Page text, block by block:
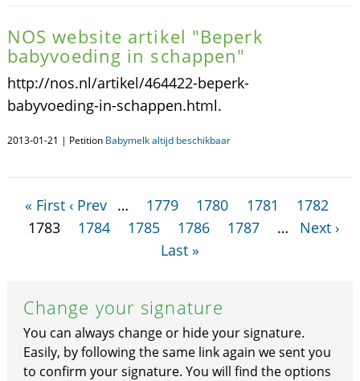
NOS website artikel "Beperk
babyvoeding in schappen"
http://nos.nl/artikel/464422-beperk-
babyvoeding-in-schappen.html.
2013-01-21 | Petition Babymelk altijd beschikbaar
« First ‹ Prev … 1779 1780 1781
1782
1783
1784 1785 1786 1787 …
Next ›
Last »
Change your signature
You can always change or hide your signature.
Easily, by following the same link again we sent you
to confirm your signature. You will find the options